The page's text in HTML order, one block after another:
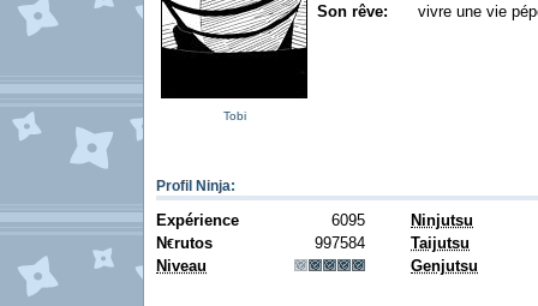
Tobi
Son rêve: vivre une vie
Profil Ninja:
Expérience 6095
Ninjutsu
N€rutos 997584
Taijutsu
Niveau
Genjutsu